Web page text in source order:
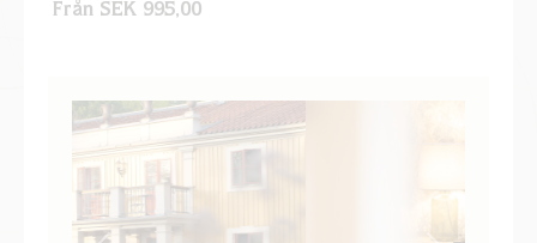
Från SEK 995,00
Previous